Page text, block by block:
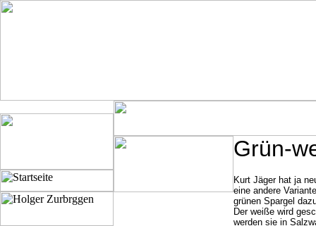
Grün-
Kurt Jäger hat ja
eine andere
grünen Spargel
Der weiße wird
werden sie in